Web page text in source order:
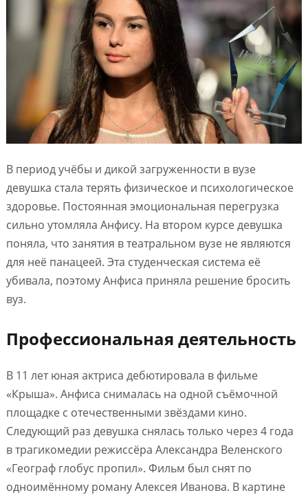
В период учёбы и дикой загруженности в вузе
девушка стала терять физическое и психологическое
здоровье. Постоянная эмоциональная перегрузка
сильно утомляла Анфису. На втором курсе девушка
поняла, что занятия в театральном вузе не являются
для неё панацеей. Эта студенческая система её
убивала, поэтому Анфиса приняла решение бросить
вуз.
Профессиональная деятельность
В 11 лет юная актриса дебютировала в фильме
«Крыша». Анфиса снималась на одной съёмочной
площадке с отечественными звёздами кино.
Следующий раз девушка снялась только через 4 года
в трагикомедии режиссёра Александра Веленского
«Географ глобус пропил». Фильм был снят по
одноимённому роману Алексея Иванова. В картине